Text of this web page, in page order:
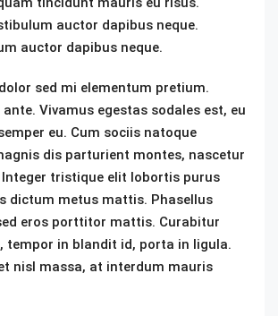
auctor dapibus neque.
auctor dapibus neque.
sed mi elementum pretium.
Vivamus egestas sodales est, eu
eu. Cum sociis natoque
dis parturient montes, nascetur
tristique elit lobortis purus
dictum metus mattis. Phasellus
eros porttitor mattis. Curabitur
tempor in blandit id, porta in ligula.
nisl massa, at interdum mauris